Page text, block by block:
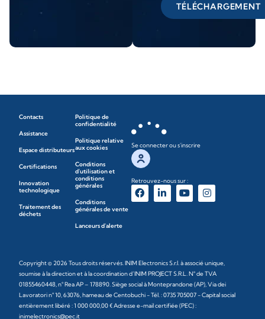
TÉLÉCHARGEMENT
Contacts
Assistance
Espace distributeurs
Certifications
Innovation
technologique
Traitement des
déchets
Politique de
confidentialité
Politique relative
aux cookies
Conditions
d'utilisation et
conditions
générales
Conditions
générales de vente
Lanceurs d'alerte
Se connecter ou s'inscrire
Retrouvez-nous sur :
Copyright © 2026 Tous droits réservés. INIM Electronics S.r.l. à associé unique,
soumise à la direction et à la coordination d’INIM PROJECT S.R.L. N° de TVA
01855460448, n° Rea AP – 178890. Siège social à Monteprandone (AP), Via dei
Lavoratori n° 10, 63076, hameau de Centobuchi - Tél. : 0735 705007 - Capital social
entièrement libéré : 1 000 000,00 € Adresse e-mail certifiée (PEC) :
inimelectronics@pec.it